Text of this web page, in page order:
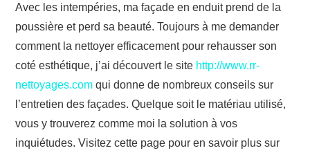
Avec les intempéries, ma façade en enduit prend de la
poussière et perd sa beauté. Toujours à me demander
comment la nettoyer efficacement pour rehausser son
coté esthétique, j’ai découvert le site http://www.rr-
nettoyages.com qui donne de nombreux conseils sur
l’entretien des façades. Quelque soit le matériau utilisé,
vous y trouverez comme moi la solution à vos
inquiétudes. Visitez cette page pour en savoir plus sur